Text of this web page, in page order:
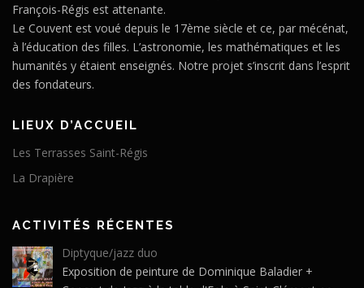
François-Régis est attenante.
Le Couvent est voué depuis le 17ème siècle et ce, par mécénat,
à l’éducation des filles. L’astronomie, les mathématiques et les
humanités y étaient enseignés. Notre projet s’inscrit dans l’esprit
des fondateurs.
LIEUX D’ACCUEIL
Les Terrasses Saint-Régis
La Drapière
ACTIVITÉS RÉCENTES
Diptyque/jazz duo
Exposition de peinture de Dominique Baladier +